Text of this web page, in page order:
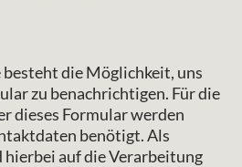
die Möglichkeit, uns
zu benachrichtigen. Für die
dieses Formular werden
benötigt. Als
auf die Verarbeitung